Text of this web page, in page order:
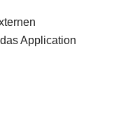
Application